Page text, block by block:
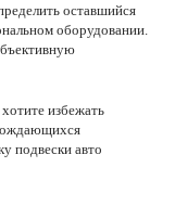
оставшийся
оборудовании.
избежать
подвески авто